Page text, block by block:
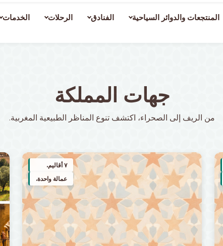
المنتجعات والدوائر السياحية الفنادق الرحلات الخدمات
جهات المملكة
من الريف إلى الصحراء، اكتشف تنوع المناظر الطبيعية المغربية.
٧ أقاليم.
عمالة واحدة.